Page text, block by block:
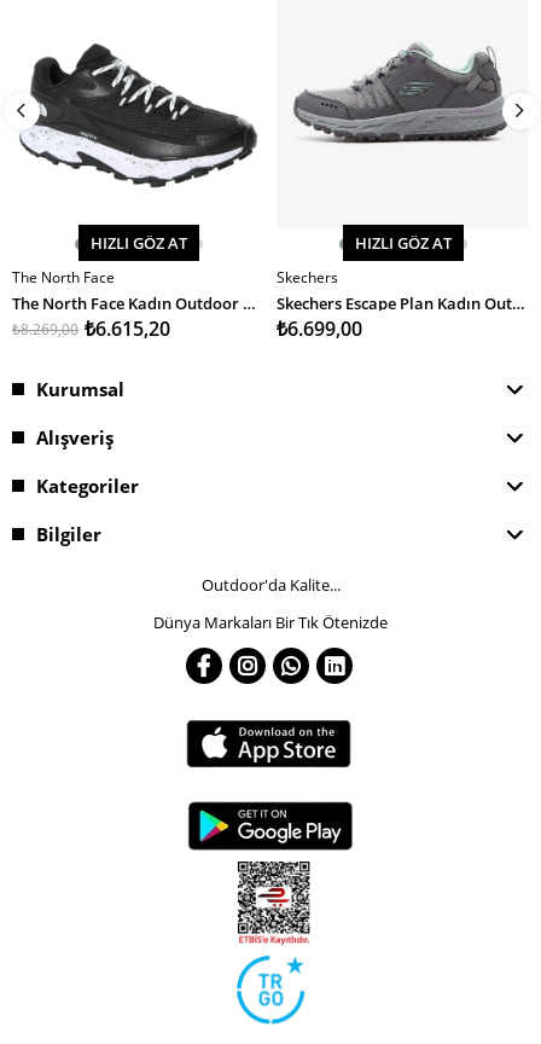
SEPETE EKLE
HIZLI GÖZ AT
The North Face
The North Face Kadın Outdoor Ayakkabı Vectiv Taraval
₺6.615,20
₺8.269,00
SEPETE EKLE
HIZLI GÖZ AT
Skechers
Skechers Escape Plan Kadın Outdoor Ayakkabı
₺6.699,00
Kurumsal
Alışveriş
Kategoriler
Bilgiler
Outdoor'da Kalite...
Dünya Markaları Bir Tık Ötenizde